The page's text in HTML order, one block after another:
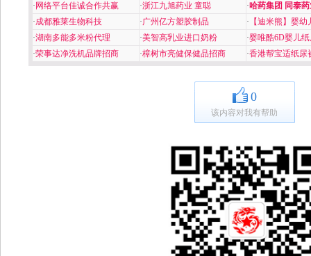
· 网络平台佳诚合作共赢 ·浙江九旭药业 童聪 ·哈药集团 同泰
·成都雅莱生物科技 ·广州亿方塑胶制品 · 【迪米熊】婴幼
·湖南多能多米粉代理 ·美智高乳业进口奶粉 ·婴唯酷6D婴儿
·荣事达净洗机品牌招商 ·樟树市亮健保健品招商 ·香港帮宝适纸尿
0
该内容对我有帮助